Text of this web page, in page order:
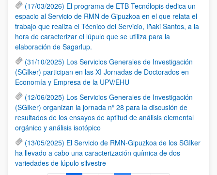
(17/03/2026) El programa de ETB Tecnólopis dedica un
espacio al Servicio de RMN de Gipuzkoa en el que relata el
trabajo que realiza el Técnico del Servicio, Iñaki Santos, a la
hora de caracterizar el lúpulo que se utiliza para la
elaboración de Sagarlup.
(31/10/2025) Los Servicios Generales de Investigación
(SGIker) participan en las XI Jornadas de Doctorados en
Economía y Empresa de la UPV/EHU
(12/06/2025) Los Servicios Generales de Investigación
(SGIker) organizan la jornada nº 28 para la discusión de
resultados de los ensayos de aptitud de análisis elemental
orgánico y análisis isotópico
(13/05/2025) El Servicio de RMN-Gipuzkoa de los SGIker
ha llevado a cabo una caracterización química de dos
variedades de lúpulo silvestre